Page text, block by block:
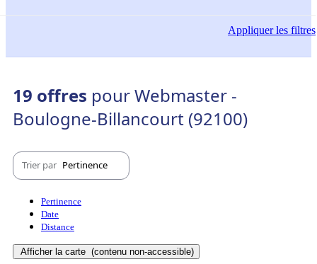
Appliquerles filtres
19 offres pour Webmaster -
Boulogne-Billancourt (92100)
Trier par Pertinence
Pertinence
Date
Distance
Afficher la carte (contenu non-accessible)